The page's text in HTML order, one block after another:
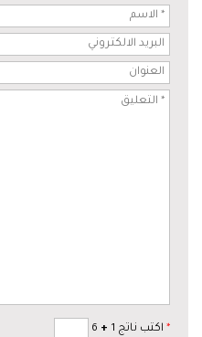
* اكتب ناتج 1 +